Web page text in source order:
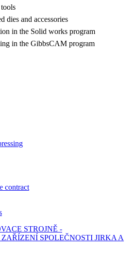
dies and accessories
in the Solid works program
in the GibbsCAM program
contract
STROJNĚ -
SPOLEČNOSTI JIRKA A